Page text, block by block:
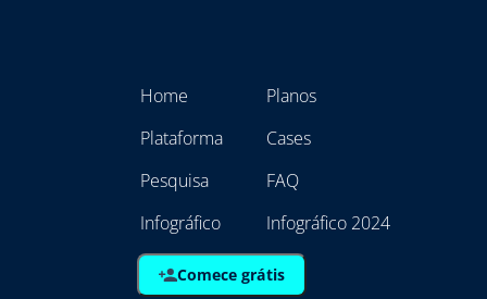
Home
Plataforma
Pesquisa
Infográfico
Planos
Cases
FAQ
Infográfico 2024
Comece grátis